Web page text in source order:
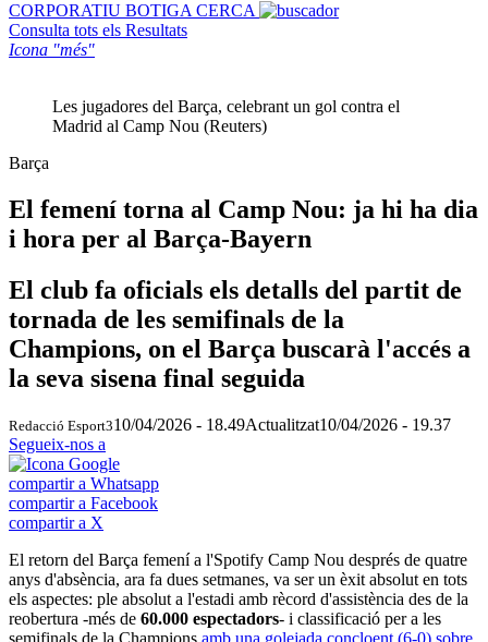
CORPORATIU BOTIGA CERCA
Consulta tots els Resultats
Icona "més"
Les jugadores del Barça, celebrant un gol contra el
Madrid al Camp Nou (Reuters)
Barça
El femení torna al Camp Nou: ja hi ha dia
i hora per al Barça-Bayern
El club fa oficials els detalls del partit de
tornada de les semifinals de la
Champions, on el Barça buscarà l'accés a
la seva sisena final seguida
Redacció Esport310/04/2026 - 18.49Actualitzat10/04/2026 - 19.37
Segueix-nos a
compartir a Whatsapp
compartir a Facebook
compartir a X
El retorn del Barça femení a l'Spotify Camp Nou després de quatre
anys d'absència, ara fa dues setmanes, va ser un èxit absolut en tots
els aspectes: ple absolut a l'estadi amb rècord d'assistència des de la
reobertura -més de 60.000 espectadors- i classificació per a les
semifinals de la Champions amb una golejada concloent (6-0) sobre